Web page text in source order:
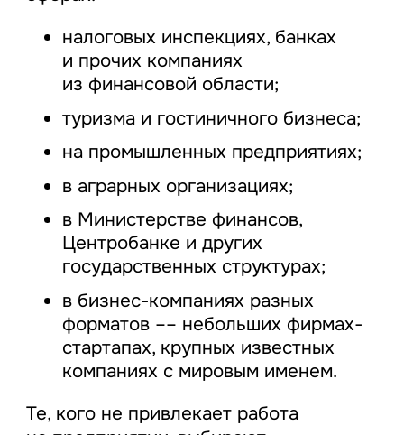
налоговых инспекциях, банках
и прочих компаниях
из финансовой области;
туризма и гостиничного бизнеса;
на промышленных предприятиях;
в аграрных организациях;
в Министерстве финансов,
Центробанке и других
государственных структурах;
в бизнес-компаниях разных
форматов –– небольших фирмах-
стартапах, крупных известных
компаниях с мировым именем.
Те, кого не привлекает работа